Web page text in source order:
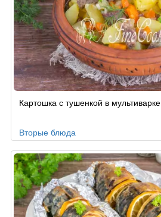
Картошка с тушенкой в мультиварке
Вторые блюда